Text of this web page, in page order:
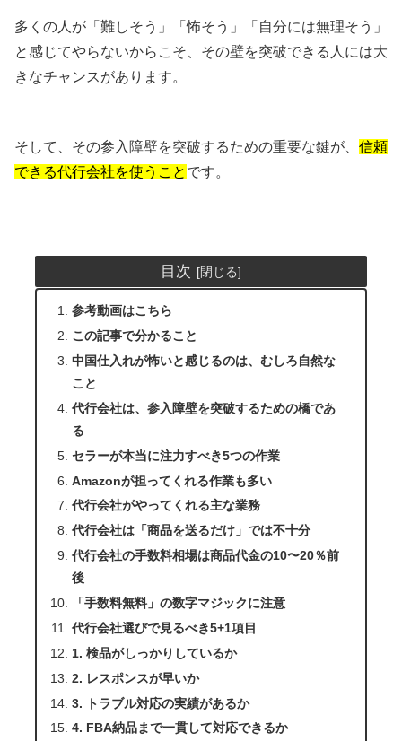
多くの人が「難しそう」「怖そう」「自分には無理そう」
と感じてやらないからこそ、その壁を突破できる人には大
きなチャンスがあります。
そして、その参入障壁を突破するための重要な鍵が、 信頼
できる代行会社を使うこと です。
目次
参考動画はこちら
この記事で分かること
中国仕入れが怖いと感じるのは、むしろ自然な
こと
代行会社は、参入障壁を突破するための橋であ
る
セラーが本当に注力すべき5つの作業
Amazonが担ってくれる作業も多い
代行会社がやってくれる主な業務
代行会社は「商品を送るだけ」では不十分
代行会社の手数料相場は商品代金の10〜20％前
後
「手数料無料」の数字マジックに注意
代行会社選びで見るべき5+1項目
1. 検品がしっかりしているか
2. レスポンスが早いか
3. トラブル対応の実績があるか
4. FBA納品まで一貫して対応できるか